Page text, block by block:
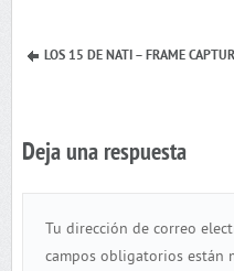
LOS 15 DE NATI – FRAME
Deja una respuesta
Tu dirección de correo
campos obligatorios están